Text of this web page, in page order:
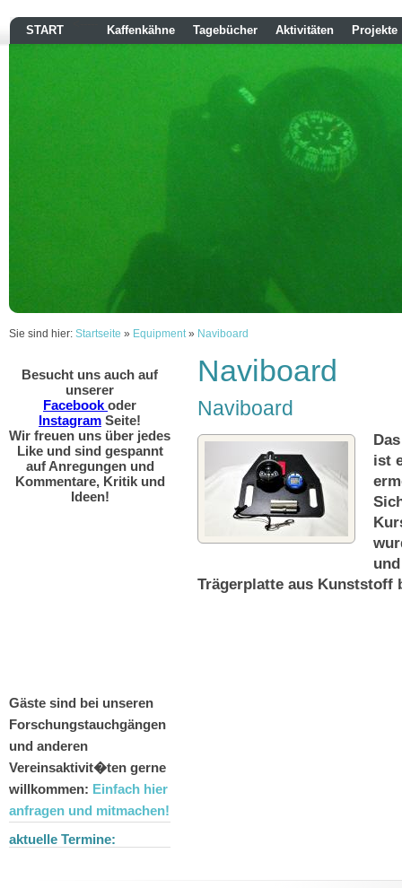
START Kaffenkähne Tagebücher Aktivitäten Projekte
Sie sind hier: Startseite » Equipment » Naviboard
Besucht uns auch auf
unserer
Facebook oder
Instagram Seite!
Wir freuen uns über jedes
Like und sind gespannt
auf Anregungen und
Kommentare, Kritik und
Ideen!
Gäste sind bei unseren
Forschungstauchgängen
und anderen
Vereinsaktivit�ten gerne
willkommen: Einfach hier
anfragen und mitmachen!
aktuelle Termine:
Naviboard
Naviboard
ist
Trägerplatte aus Kunststoff